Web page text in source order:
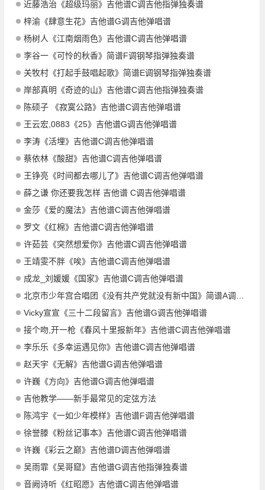
近藤浩治《超级玛丽》吉他谱C调吉他指弹独奏谱
梓渝《肆意生花》吉他谱G调吉他弹唱谱
杨树人《江南烟雨色》吉他谱C调吉他弹唱谱
李谷一《可怜的秋香》简谱F调钢琴指弹独奏谱
关牧村《打起手鼓唱起歌》简谱E调钢琴指弹独奏谱
岸部真明《奇迹的山》吉他谱C调吉他指弹独奏谱
陈硕子 《寂寞公路》吉他谱C调吉他弹唱谱
王云宏,0883《25》吉他谱G调吉他弹唱谱
李涛《活埋》吉他谱C调吉他弹唱谱
蔡依林《酸甜》吉他谱C调吉他弹唱谱
王铮亮《时间都去哪儿了》吉他谱C调吉他弹唱谱
薛之谦 你还要我怎样 吉他谱 C调吉他弹唱谱
金莎《爱的魔法》吉他谱C调吉他弹唱谱
罗文《红棉》吉他谱C调吉他弹唱谱
许茹芸《突然想爱你》吉他谱C调吉他弹唱谱
王靖雯不胖《唉》吉他谱C调吉他弹唱谱
成龙_刘媛媛《国家》吉他谱C调吉他弹唱谱
北京市少年宫合唱团《没有共产党就没有新中国》简谱A调钢琴指弹独奏谱
Vicky宣宣《三十二段留言》吉他谱G调吉他弹唱谱
接个吻,开一枪《春风十里报新年》吉他谱C调吉他弹唱谱
李乐乐《多幸运遇见你》吉他谱C调吉他弹唱谱
赵天宇《无解》吉他谱G调吉他弹唱谱
许巍《方向》吉他谱G调吉他弹唱谱
吉他教学——新手最常见的定弦方法
陈鸿宇《一如少年模样》吉他谱F调吉他弹唱谱
徐誉滕《粉丝记事本》吉他谱C调吉他弹唱谱
许巍《彩云之巅》吉他谱D调吉他弹唱谱
吴雨霏《吴哥窟》吉他谱G调吉他指弹独奏谱
音阙诗听《红昭愿》吉他谱C调吉他弹唱谱